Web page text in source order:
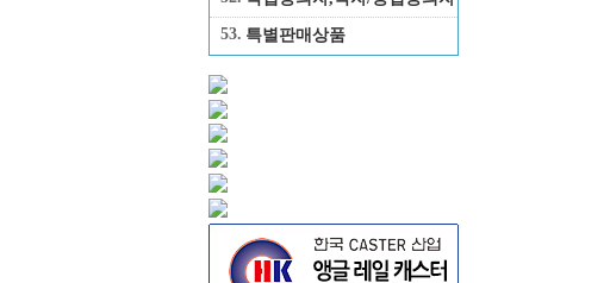
53. 특별판매상품